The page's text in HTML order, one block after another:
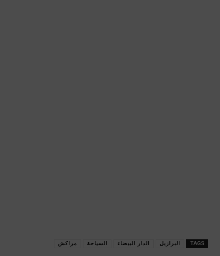
TAGS البرازيل الدار البيضاء السياحة مراكش